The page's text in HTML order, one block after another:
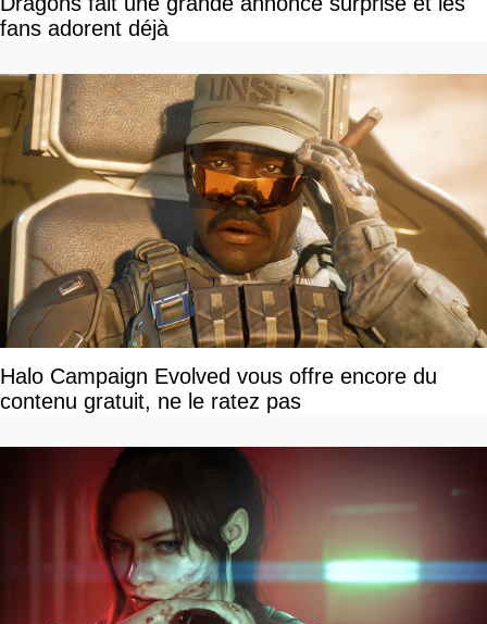
fans adorent déjà
Halo Campaign Evolved vous offre encore du
contenu gratuit, ne le ratez pas